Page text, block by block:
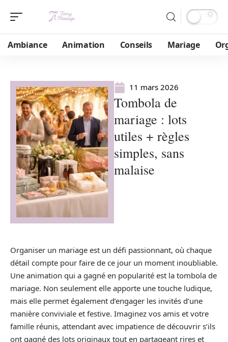
Ambiance Animation Conseils Mariage
11 mars 2026
Tombola de
mariage : lots
utiles + règles
simples, sans
malaise
Organiser un mariage est un défi passionnant, où chaque
détail compte pour faire de ce jour un moment inoubliable.
Une animation qui a gagné en popularité est la tombola de
mariage. Non seulement elle apporte une touche ludique,
mais elle permet également d’engager les invités d’une
manière conviviale et festive. Imaginez vos amis et votre
famille réunis, attendant avec impatience de découvrir s’ils
ont gagné des lots originaux tout en partageant rires et